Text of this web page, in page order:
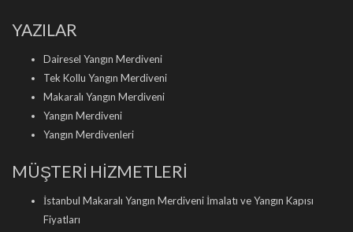
YAZILAR
Dairesel Yangın Merdiveni
Tek Kollu Yangın Merdiveni
Makaralı Yangın Merdiveni
Yangın Merdiveni
Yangın Merdivenleri
MÜŞTERİ HİZMETLERİ
İstanbul Makaralı Yangın Merdiveni İmalatı ve Yangın Kapısı
Fiyatları